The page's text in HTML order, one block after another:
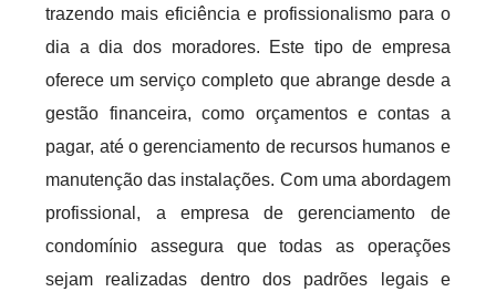
trazendo mais eficiência e profissionalismo para o
dia a dia dos moradores. Este tipo de empresa
oferece um serviço completo que abrange desde a
gestão financeira, como orçamentos e contas a
pagar, até o gerenciamento de recursos humanos e
manutenção das instalações. Com uma abordagem
profissional, a empresa de gerenciamento de
condomínio assegura que todas as operações
sejam realizadas dentro dos padrões legais e